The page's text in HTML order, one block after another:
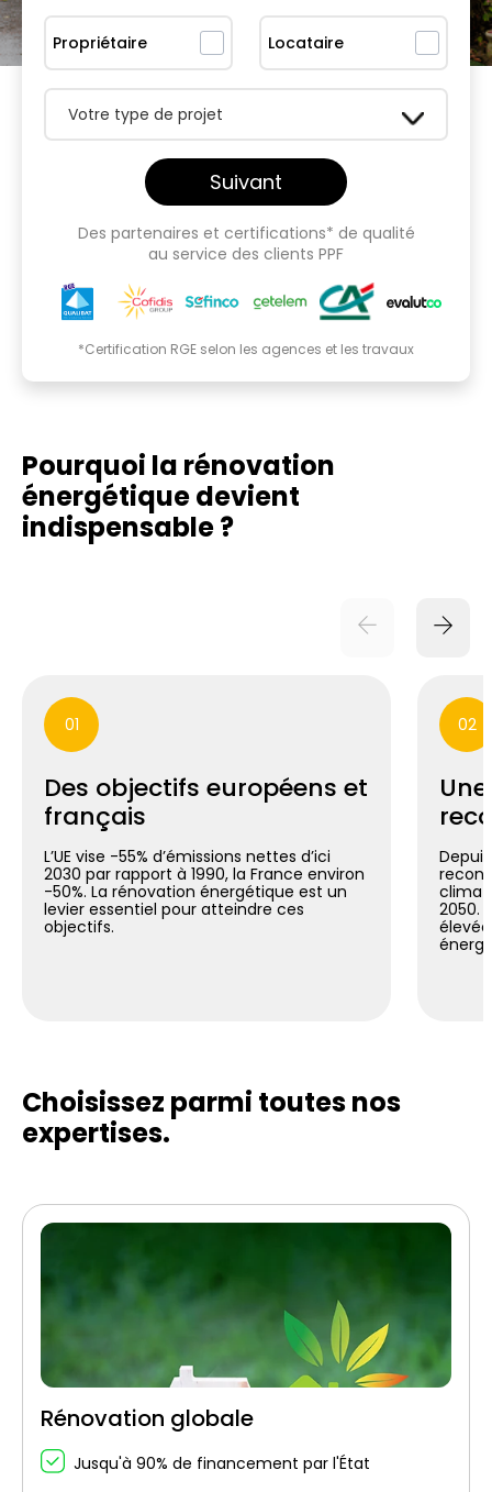
Propriétaire Locataire
Votre type de projet
Suivant
Des partenaires et certifications* de qualité
au service des clients PPF
*Certification RGE selon les agences et les travaux
Pourquoi la rénovation
énergétiquedevient
indispensable ?
01
Des objectifs européens et
français
L’UE vise -55% d’émissions nettes d’ici
2030 par rapport à 1990, la France environ
-50%. La rénovation énergétique est un
levier essentiel pour atteindre ces
objectifs.
02
2050.
Choisissez parmi toutesnos
expertises.
Rénovation globale
Jusqu'à 90% de financement par l'État